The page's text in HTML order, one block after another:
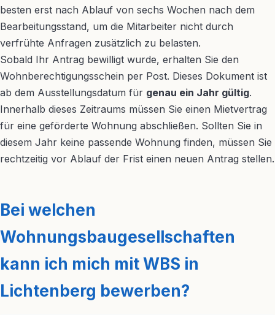
besten erst nach Ablauf von sechs Wochen nach dem
Bearbeitungsstand, um die Mitarbeiter nicht durch
verfrühte Anfragen zusätzlich zu belasten.
Sobald Ihr Antrag bewilligt wurde, erhalten Sie den
Wohnberechtigungsschein per Post. Dieses Dokument ist
ab dem Ausstellungsdatum für genau ein Jahr gültig.
Innerhalb dieses Zeitraums müssen Sie einen Mietvertrag
für eine geförderte Wohnung abschließen. Sollten Sie in
diesem Jahr keine passende Wohnung finden, müssen Sie
rechtzeitig vor Ablauf der Frist einen neuen Antrag stellen.
Bei welchen
Wohnungsbaugesellschaften
kann ich mich mit WBS in
Lichtenberg bewerben?